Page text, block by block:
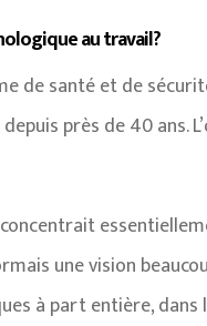
au travail?
de santé et de
près de 40 ans.
une vision
à part entière,